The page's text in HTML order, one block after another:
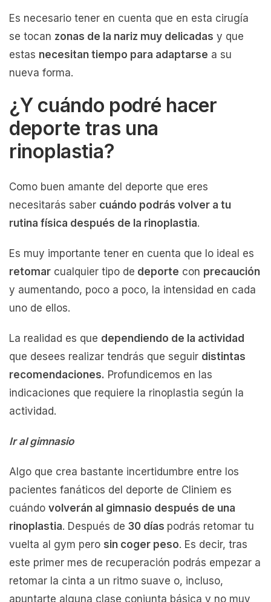
Es necesario tener en cuenta que en esta cirugía
se tocan zonas de la nariz muy delicadas y que
estas necesitan tiempo para adaptarse a su
nueva forma.
¿Y cuándo podré hacer
deporte tras una
rinoplastia?
Como buen amante del deporte que eres
necesitarás saber cuándo podrás volver a tu
rutina física después de la rinoplastia.
Es muy importante tener en cuenta que lo ideal es
retomar cualquier tipo de deporte con precaución
y aumentando, poco a poco, la intensidad en cada
uno de ellos.
La realidad es que dependiendo de la actividad
que desees realizar tendrás que seguir distintas
recomendaciones. Profundicemos en las
indicaciones que requiere la rinoplastia según la
actividad.
Ir al gimnasio
Algo que crea bastante incertidumbre entre los
pacientes fanáticos del deporte de Cliniem es
cuándo volverán al gimnasio después de una
rinoplastia. Después de 30 días podrás retomar tu
vuelta al gym pero sin coger peso. Es decir, tras
este primer mes de recuperación podrás empezar a
retomar la cinta a un ritmo suave o, incluso,
apuntarte alguna clase conjunta básica y no muy